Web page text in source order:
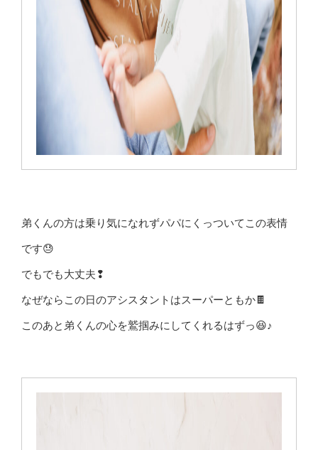
弟くんの方は乗り気になれずパパにくっついてこの表情
です😓
でもでも大丈夫❢
なぜならこの日のアシスタントはスーパーともか🍫
このあと弟くんの心を鷲掴みにしてくれるはずっ😆♪